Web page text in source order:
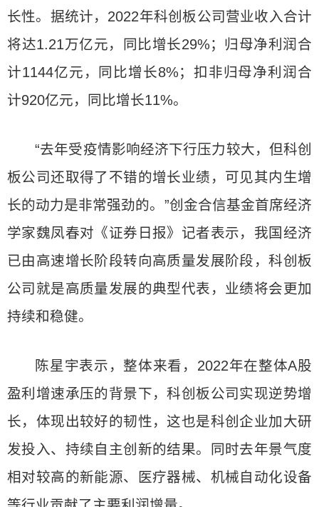
长性。据统计，2022年科创板公司营业收入合计
将达1.21万亿元，同比增长29%；归母净利润合
计1144亿元，同比增长8%；扣非归母净利润合
计920亿元，同比增长11%。
“去年受疫情影响经济下行压力较大，但科创
板公司还取得了不错的增长业绩，可见其内生增
长的动力是非常强劲的。”创金合信基金首席经济
学家魏凤春对《证券日报》记者表示，我国经济
已由高速增长阶段转向高质量发展阶段，科创板
公司就是高质量发展的典型代表，业绩将会更加
持续和稳健。
陈星宇表示，整体来看，2022年在整体A股
盈利增速承压的背景下，科创板公司实现逆势增
长，体现出较好的韧性，这也是科创企业加大研
发投入、持续自主创新的结果。同时去年景气度
相对较高的新能源、医疗器械、机械自动化设备